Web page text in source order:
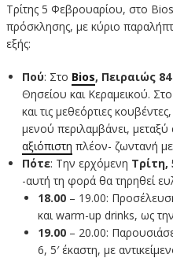
Τρίτης 5 Φεβρουαρίου, στο
πρόσκλησης, με κύριο
εξής:
Πού: Στο Bios, Πειραιώς 84
Θησείου και Κεραμεικού.
και τις μεθεόρτιες
μενού περιλαμβάνει,
αξιόπιστη πλέον- ζωντανή
Πότε: Την ερχόμενη Τρίτη,
-αυτή τη φορά θα τηρηθεί
18.00 – 19.00:
και warm-up drinks, ως
19.00 – 20.00:
6, 5′ έκαστη, με